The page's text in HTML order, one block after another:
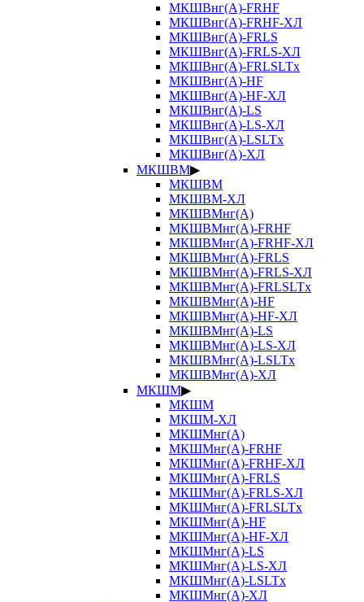
МКШВнг(А)-FRHF
МКШВнг(А)-FRHF-ХЛ
МКШВнг(А)-FRLS
МКШВнг(А)-FRLS-ХЛ
МКШВнг(А)-FRLSLTx
МКШВнг(А)-HF
МКШВнг(А)-HF-ХЛ
МКШВнг(А)-LS
МКШВнг(А)-LS-ХЛ
МКШВнг(А)-LSLTx
МКШВнг(А)-ХЛ
МКШВМ▶
МКШВМ
МКШВМ-ХЛ
МКШВМнг(А)
МКШВМнг(А)-FRHF
МКШВМнг(А)-FRHF-ХЛ
МКШВМнг(А)-FRLS
МКШВМнг(А)-FRLS-ХЛ
МКШВМнг(А)-FRLSLTx
МКШВМнг(А)-HF
МКШВМнг(А)-HF-ХЛ
МКШВМнг(А)-LS
МКШВМнг(А)-LS-ХЛ
МКШВМнг(А)-LSLTx
МКШВМнг(А)-ХЛ
МКШМ▶
МКШМ
МКШМ-ХЛ
МКШМнг(А)
МКШМнг(А)-FRHF
МКШМнг(А)-FRHF-ХЛ
МКШМнг(А)-FRLS
МКШМнг(А)-FRLS-ХЛ
МКШМнг(А)-FRLSLTx
МКШМнг(А)-HF
МКШМнг(А)-HF-ХЛ
МКШМнг(А)-LS
МКШМнг(А)-LS-ХЛ
МКШМнг(А)-LSLTx
МКШМнг(А)-ХЛ